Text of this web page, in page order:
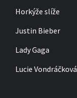
Horkýže slíže
Justin Bieber
Lady Gaga
Lucie Vondráčková